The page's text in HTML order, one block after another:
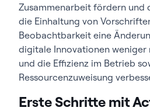
Zusammenarbeit fördern und
die Einhaltung von
Beobachtbarkeit eine
digitale Innovationen
und die Effizienz im Betrieb
Ressourcenzuweisung
Erste Schritte mit